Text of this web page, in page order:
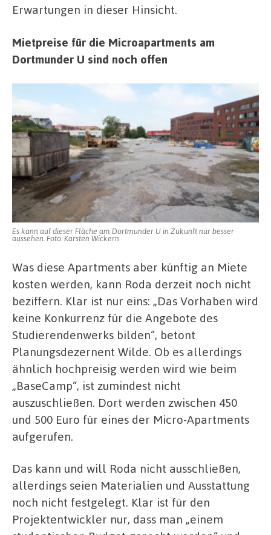
Erwartungen in dieser Hinsicht.
Mietpreise für die Microapartments am
Dortmunder U sind noch offen
Es kann auf dieser Fläche am Dortmunder U in Zukunft nur besser
aussehen. Foto: Karsten Wickern
Was diese Apartments aber künftig an Miete
kosten werden, kann Roda derzeit noch nicht
beziffern. Klar ist nur eins: „Das Vorhaben wird
keine Konkurrenz für die Angebote des
Studierendenwerks bilden“, betont
Planungsdezernent Wilde. Ob es allerdings
ähnlich hochpreisig werden wird wie beim
„BaseCamp“, ist zumindest nicht
auszuschließen. Dort werden zwischen 450
und 500 Euro für eines der Micro-Apartments
aufgerufen.
Das kann und will Roda nicht ausschließen,
allerdings seien Materialien und Ausstattung
noch nicht festgelegt. Klar ist für den
Projektentwickler nur, dass man „einem